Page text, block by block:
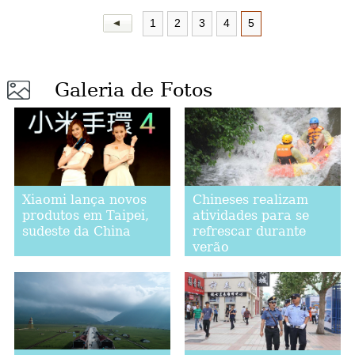
1 2 3 4 5
Galeria de Fotos
Xiaomi lança novos
produtos em Taipei,
sudeste da China
Chineses realizam
atividades para se
refrescar durante
verão